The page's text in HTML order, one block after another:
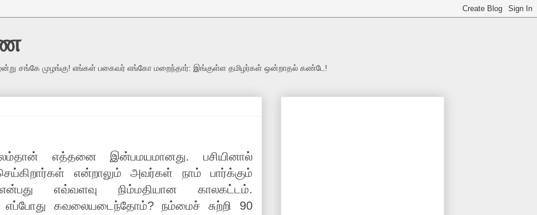
சங்கே முழங்கு! எங்கள் பகைவர் எங்கோ மறைந்தார்: இங்குள்ள தமிழர்கள் ஒன்றாதல் கண்டே!
எத்தனை இன்பமயமானது. பசியினால்
என்றாலும் அவர்கள் நாம் பார்க்கும்
எவ்வளவு நிம்மதியான காலகட்டம்.
கவலையடைந்தோம்? நம்மைச் சுற்றி 90